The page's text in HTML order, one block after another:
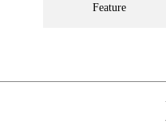
Feature